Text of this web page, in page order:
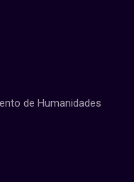
de Humanidades